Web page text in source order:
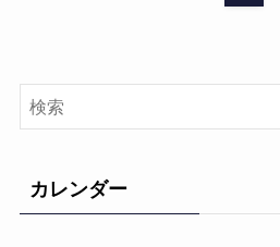
カレンダー